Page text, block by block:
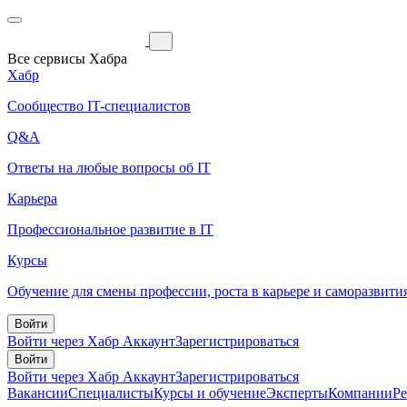
Все сервисы Хабра
Хабр
Сообщество IT-специалистов
Q&A
Ответы на любые вопросы об IT
Карьера
Профессиональное развитие в IT
Курсы
Обучение для смены профессии, роста в карьере и
Войти
Войти через Хабр АккаунтЗарегистрироваться
Войти
Войти через Хабр АккаунтЗарегистрироваться
ВакансииСпециалистыКурсы и обучениеЭкспертыКомпании